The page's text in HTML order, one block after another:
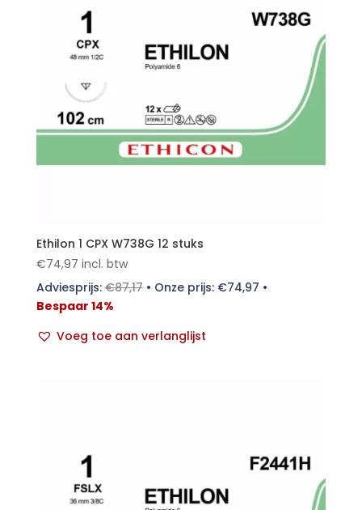
Ethilon 1 CPX W738G 12 stuks
€74,97 incl. btw
Adviesprijs:€87,17• Onze prijs: €74,97 •
Bespaar 14%
Voeg toe aan verlanglijst